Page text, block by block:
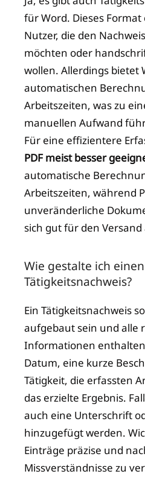
für Word. Dieses
Nutzer, die den
möchten oder
wollen. Allerdings bietet
automatischen
Arbeitszeiten, was zu
manuellen Aufwand
Für eine effizientere
PDF meist besser
automatische
Arbeitszeiten, während
unveränderliche
sich gut für den
Wie gestalte ich einen
Tätigkeitsnachweis?
Ein Tätigkeitsnachweis
aufgebaut sein und alle
Informationen
Datum, eine kurze
Tätigkeit, die erfassten
das erzielte Ergebnis.
auch eine Unterschrift
hinzugefügt werden.
Einträge präzise und
Missverständnisse zu